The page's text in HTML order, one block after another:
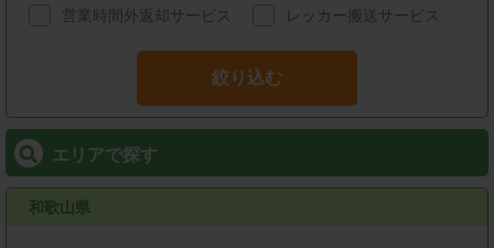
営業時間外返却サービス レッカー搬送サービス
絞り込む
エリアで探す
和歌山県